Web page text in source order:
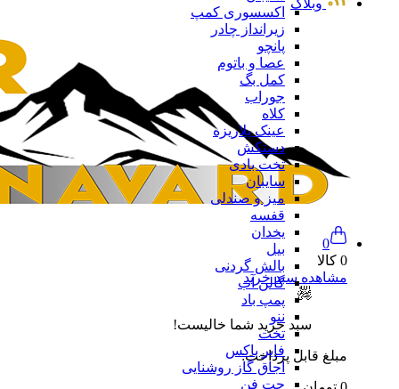
وبلاگ
0
0 کالا
مشاهده سبد خرید
سبد خرید شما خالیست!
مبلغ قابل پرداخت:
اکسسوری کمپ
زیرانداز چادر
پانچو
عصا و باتوم
کمل بگ
جوراب
کلاه
عینک پلاریزه
دستکش
تخت بادی
سایبان
میز و صندلی
قفسه
یخدان
بیل
بالش گردنی
گالن آب
پمپ باد
ننو
تخت
فایر باکس
اجاق گاز روشنایی
جت فن